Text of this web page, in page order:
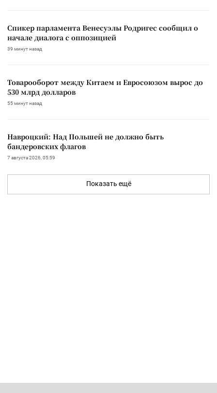
Спикер парламента Венесуэлы Родригес сообщил о
начале диалога с оппозицией
39 минут назад
Товарооборот между Китаем и Евросоюзом вырос до
530 млрд долларов
55 минут назад
Навроцкий: Над Польшей не должно быть
бандеровских флагов
7 августа 2026, 05:59
Показать ещё